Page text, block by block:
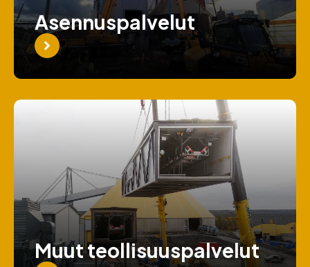
Asennuspalvelut
Muut teollisuuspalvelut